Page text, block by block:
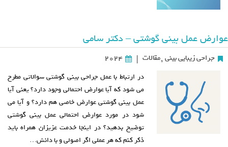
عوارض عمل بینی گوشتی – دکتر سامی
جراحی زیبایی بینی ,مقالات |
2024
در ارتباط با عمل جراحی بینی گوشتی سوالاتی مطرح
می شود که آیا عوارض احتمالی وجود دارد؟ یعنی آیا
عمل بینی گوشتی عوارض خاصی هم دارد؟ و آیا می
شود در مورد عوارض احتمالی عمل بینی گوشتی
توضیح بدهید؟ در اینجا خدمت عزیزان همراه باید
ذکر کنم که هر عملی اگر اصولی و با دانش…